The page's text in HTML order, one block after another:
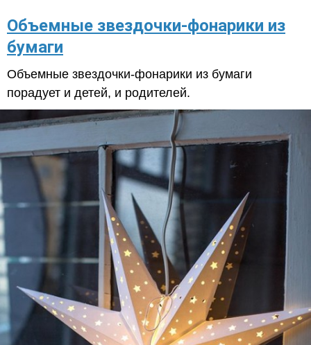
Объемные звездочки-фонарики из
бумаги
Объемные звездочки-фонарики из бумаги
порадует и детей, и родителей.